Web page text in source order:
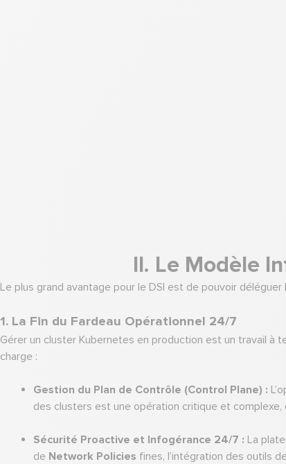
II. Le Modèle
Le plus grand avantage pour le DSI est de pouvoir
1. La Fin du Fardeau Opérationnel 24/7
Gérer un cluster Kubernetes en production est un travail à
charge :
Gestion du Plan de Contrôle (Control Plane) :
des clusters est une opération critique et
Sécurité Proactive et Infogérance 24/7 : La
de Network Policies fines, l’intégration des outils